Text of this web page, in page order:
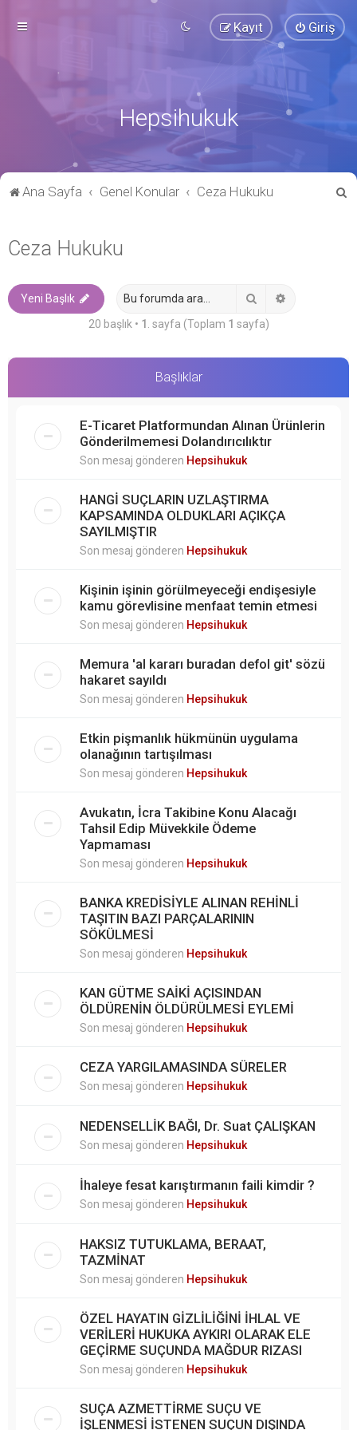
Giriş
Kayıt
Hepsihukuk
Ana Sayfa Genel Konular Ceza Hukuku
Ceza Hukuku
Yeni Başlık
20 başlık • 1 . sayfa (Toplam 1 sayfa)
Başlıklar
E-Ticaret Platformundan Alınan Ürünlerin
Gönderilmemesi Dolandırıcılıktır
Son mesaj gönderen Hepsihukuk
HANGİ SUÇLARIN UZLAŞTIRMA
KAPSAMINDA OLDUKLARI AÇIKÇA
SAYILMIŞTIR
Son mesaj gönderen Hepsihukuk
Kişinin işinin görülmeyeceği endişesiyle
kamu görevlisine menfaat temin etmesi
Son mesaj gönderen Hepsihukuk
Memura 'al kararı buradan defol git' sözü
hakaret sayıldı
Son mesaj gönderen Hepsihukuk
Etkin pişmanlık hükmünün uygulama
olanağının tartışılması
Son mesaj gönderen Hepsihukuk
Avukatın, İcra Takibine Konu Alacağı
Tahsil Edip Müvekkile Ödeme
Yapmaması
Son mesaj gönderen Hepsihukuk
BANKA KREDİSİYLE ALINAN REHİNLİ
TAŞITIN BAZI PARÇALARININ
SÖKÜLMESİ
Son mesaj gönderen Hepsihukuk
KAN GÜTME SAİKİ AÇISINDAN
ÖLDÜRENİN ÖLDÜRÜLMESİ EYLEMİ
Son mesaj gönderen Hepsihukuk
CEZA YARGILAMASINDA SÜRELER
Son mesaj gönderen Hepsihukuk
NEDENSELLİK BAĞI, Dr. Suat ÇALIŞKAN
Son mesaj gönderen Hepsihukuk
İhaleye fesat karıştırmanın faili kimdir ?
Son mesaj gönderen Hepsihukuk
HAKSIZ TUTUKLAMA, BERAAT,
TAZMİNAT
Son mesaj gönderen Hepsihukuk
ÖZEL HAYATIN GİZLİLİĞİNİ İHLAL VE
VERİLERİ HUKUKA AYKIRI OLARAK ELE
GEÇİRME SUÇUNDA MAĞDUR RIZASI
Son mesaj gönderen Hepsihukuk
SUÇA AZMETTİRME SUÇU VE
İŞLENMESİ İSTENEN SUÇUN DIŞINDA